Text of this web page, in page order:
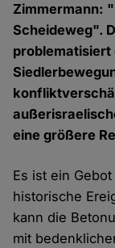
Zimmermann:
Scheideweg".
problematisiert
eine größere
Es ist ein
historische
kann die
mit